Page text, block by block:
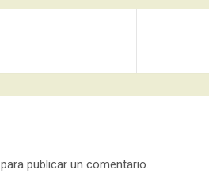
para publicar un comentario.